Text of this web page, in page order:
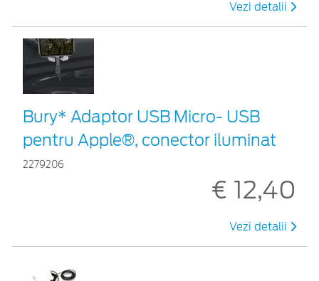
Vezi detalii
Bury* Adaptor USB Micro- USB
pentru Apple®, conector iluminat
2279206
€ 12,40
Vezi detalii